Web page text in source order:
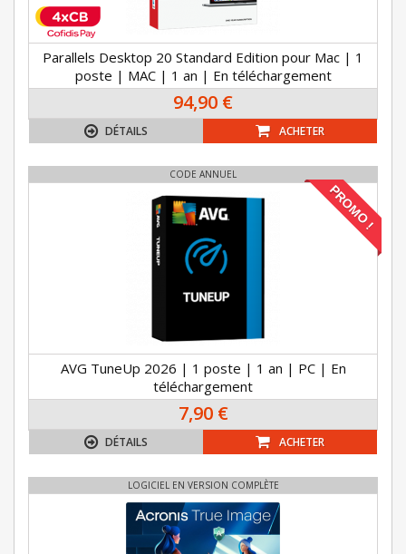
Parallels Desktop 20 Standard Edition pour Mac | 1
poste | MAC | 1 an | En téléchargement
94,90 €
DÉTAILS ACHETER
CODE ANNUEL
PROMO !
AVG TuneUp 2026 | 1 poste | 1 an | PC | En
téléchargement
7,90 €
DÉTAILS ACHETER
LOGICIEL EN VERSION COMPLÈTE